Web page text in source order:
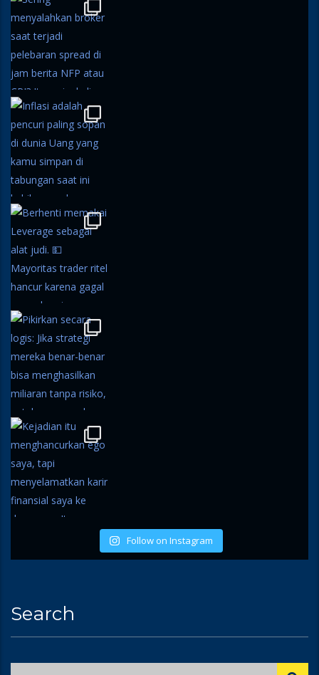
Follow on Instagram
Search